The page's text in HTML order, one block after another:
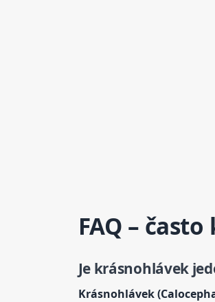
FAQ –
Je krásnohlávek
Krásnohlávek